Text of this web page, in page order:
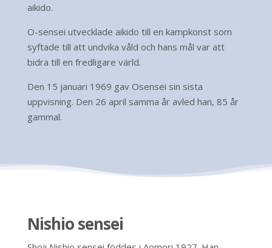
aikido.
O-sensei utvecklade aikido till en kampkonst som
syftade till att undvika våld och hans mål var att
bidra till en fredligare värld.
Den 15 januari 1969 gav Osensei sin sista
uppvisning. Den 26 april samma år avled han, 85 år
gammal.
Nishio sensei